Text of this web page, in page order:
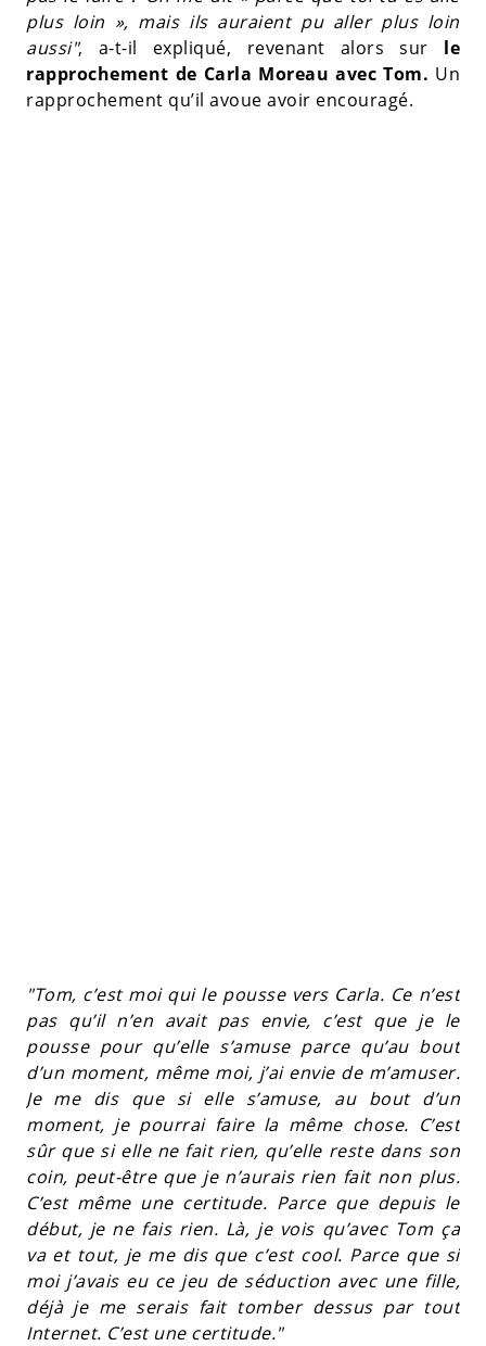
plus loin », mais ils auraient pu aller plus loin
aussi", a-t-il expliqué, revenant alors sur le
rapprochement de Carla Moreau avec Tom. Un
rapprochement qu’il avoue avoir encouragé.
"Tom, c’est moi qui le pousse vers Carla. Ce n’est
pas qu’il n’en avait pas envie, c’est que je le
pousse pour qu’elle s’amuse parce qu’au bout
d’un moment, même moi, j’ai envie de m’amuser.
Je me dis que si elle s’amuse, au bout d’un
moment, je pourrai faire la même chose. C’est
sûr que si elle ne fait rien, qu’elle reste dans son
coin, peut-être que je n’aurais rien fait non plus.
C’est même une certitude. Parce que depuis le
début, je ne fais rien. Là, je vois qu’avec Tom ça
va et tout, je me dis que c’est cool. Parce que si
moi j’avais eu ce jeu de séduction avec une fille,
déjà je me serais fait tomber dessus par tout
Internet. C’est une certitude."